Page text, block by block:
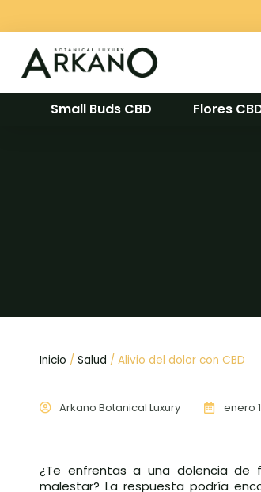
Small Buds CBD Flores
Inicio / Salud / Alivio del dolor con CBD
Arkano Botanical Luxury enero
¿Te enfrentas a una dolencia de
malestar? La respuesta podría